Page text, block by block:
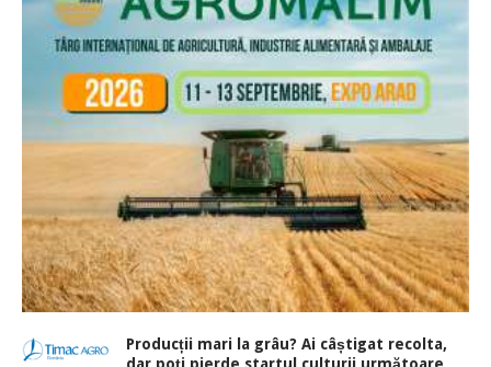
Producții mari la grâu? Ai câștigat recolta,